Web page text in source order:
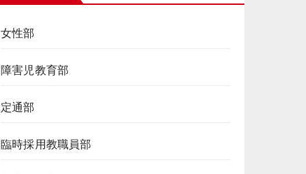
女性部
障害児教育部
定通部
臨時採用教職員部